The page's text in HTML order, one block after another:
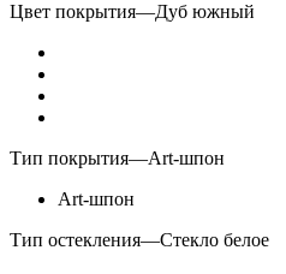
Цвет покрытия—Дуб южный
Тип покрытия—Art-шпон
Art-шпон
Тип остекления—Стекло белое